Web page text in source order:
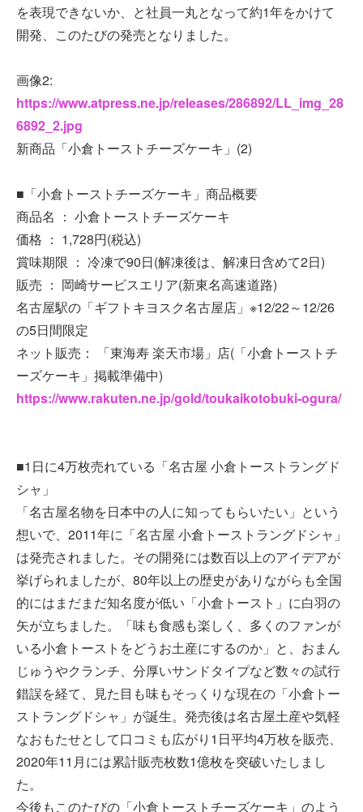
を表現できないか、と社員一丸となって約1年をかけて
開発、このたびの発売となりました。
画像2:
https://www.atpress.ne.jp/releases/286892/LL_img_28
6892_2.jpg
新商品「小倉トーストチーズケーキ」(2)
■「小倉トーストチーズケーキ」商品概要
商品名 ： 小倉トーストチーズケーキ
価格 ： 1,728円(税込)
賞味期限 ： 冷凍で90日(解凍後は、解凍日含めて2日)
販売 ： 岡崎サービスエリア(新東名高速道路)
名古屋駅の「ギフトキヨスク名古屋店」※12/22～12/26
の5日間限定
ネット販売： 「東海寿 楽天市場」店(「小倉トーストチ
ーズケーキ」掲載準備中)
https://www.rakuten.ne.jp/gold/toukaikotobuki-ogura/
■1日に4万枚売れている「名古屋 小倉トーストラングド
シャ」
「名古屋名物を日本中の人に知ってもらいたい」という
想いで、2011年に「名古屋 小倉トーストラングドシャ」
は発売されました。その開発には数百以上のアイデアが
挙げられましたが、80年以上の歴史がありながらも全国
的にはまだまだ知名度が低い「小倉トースト」に白羽の
矢が立ちました。「味も食感も楽しく、多くのファンが
いる小倉トーストをどうお土産にするのか」と、おまん
じゅうやクランチ、分厚いサンドタイプなど数々の試行
錯誤を経て、見た目も味もそっくりな現在の「小倉トー
ストラングドシャ」が誕生。発売後は名古屋土産や気軽
なおもたせとして口コミも広がり1日平均4万枚を販売、
2020年11月には累計販売枚数1億枚を突破いたしまし
た。
今後もこのたびの「小倉トーストチーズケーキ」のよう